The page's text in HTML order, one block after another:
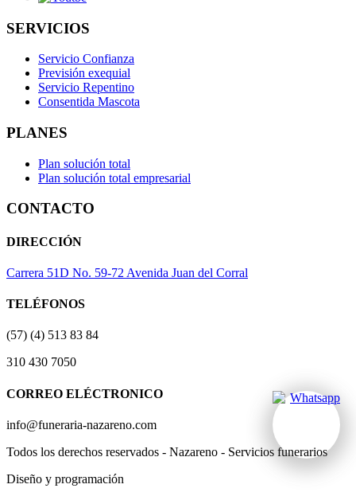
SERVICIOS
Servicio Confianza
Previsión exequial
Servicio Repentino
Consentida Mascota
PLANES
Plan solución total
Plan solución total empresarial
CONTACTO
DIRECCIÓN
Carrera 51D No. 59-72 Avenida Juan del Corral
TELÉFONOS
(57) (4) 513 83 84
310 430 7050
CORREO ELÉCTRONICO
info@funeraria-nazareno.com
Todos los derechos reservados - Nazareno - Servicios funerarios
Diseño y programación